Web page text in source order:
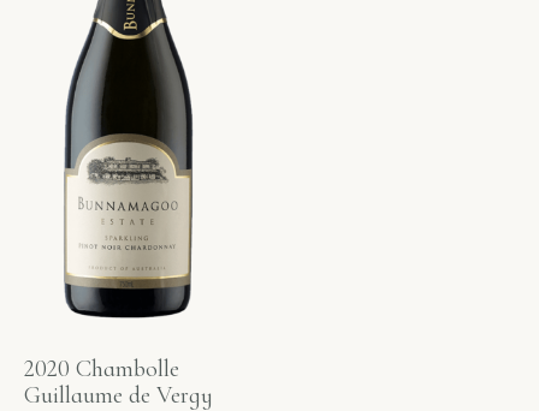
2020 Chambolle
Guillaume de Vergy